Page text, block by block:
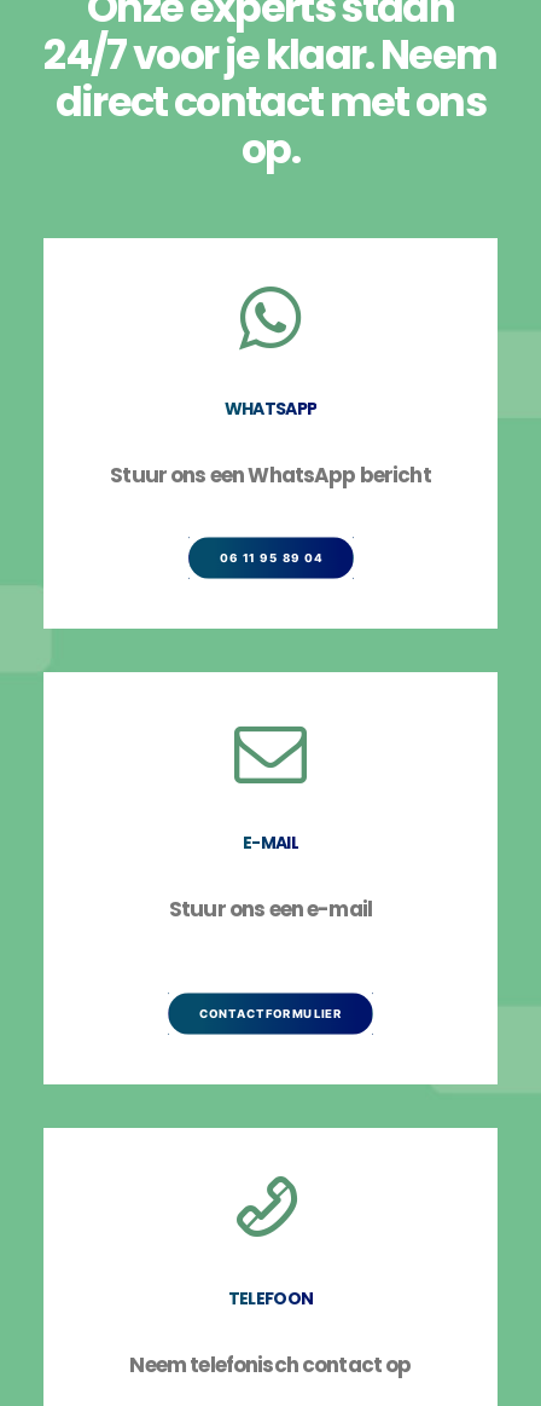
24/7 voor je klaar. Neem
direct contact met ons
op.
WHATSAPP
Stuur ons een WhatsApp bericht
06 11 95 89 04
E-MAIL
Stuur ons een e-mail
CONTACTFORMULIER
TELEFOON
Neem telefonisch contact op